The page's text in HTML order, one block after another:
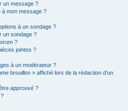
un message ?
à mon message ?
à un sondage ?
un sondage ?
?
jointes ?
à un modérateur ?
brouillon » affiché lors de la rédaction d’un
approuvé ?